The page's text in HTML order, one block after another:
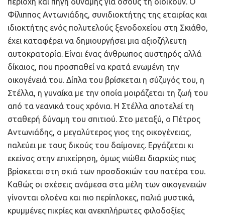
Φίλιππος Αντωνιάδης, συνιδιοκτήτης της εταιρίας και
ιδιοκτήτης ενός πολυτελούς ξενοδοχείου στη Σκιάθο,
έχει καταφέρει να δημιουργήσει μια αξιοζήλευτη
αυτοκρατορία. Είναι ένας άνθρωπος αυστηρός αλλά
δίκαιος, που προσπαθεί να κρατά ενωμένη την
οικογένειά του. Δίπλα του βρίσκεται η σύζυγός του, η
Στέλλα, η γυναίκα με την οποία μοιράζεται τη ζωή του
από τα νεανικά τους χρόνια. Η Στέλλα αποτελεί τη
σταθερή δύναμη του σπιτιού. Στο μεταξύ, ο Πέτρος
Αντωνιάδης, ο μεγαλύτερος γιος της οικογένειας,
παλεύει με τους δικούς του δαίμονες. Εργάζεται κι
εκείνος στην επιχείρηση, όμως νιώθει διαρκώς πως
βρίσκεται στη σκιά των προσδοκιών του πατέρα του.
Καθώς οι σχέσεις ανάμεσα στα μέλη των οικογενειών
γίνονται ολοένα και πιο περίπλοκες, παλιά μυστικά,
κρυμμένες πικρίες και ανεκπλήρωτες φιλοδοξίες